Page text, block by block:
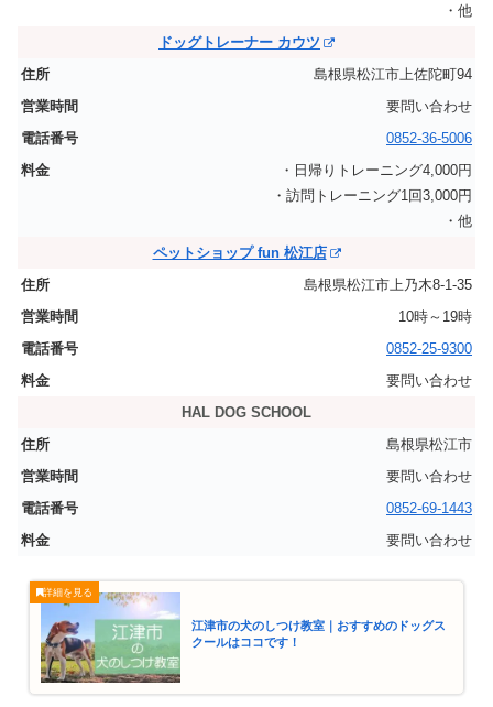
・他
ドッグトレーナー カウツ
島根県松江市上佐陀町94
要問い合わせ
0852-36-5006
・日帰りトレーニング4,000円
・訪問トレーニング1回3,000円
・他
ペットショップ fun 松江店
島根県松江市上乃木8-1-35
10時～19時
0852-25-9300
要問い合わせ
HAL DOG SCHOOL
島根県松江市
要問い合わせ
0852-69-1443
要問い合わせ
江津市の犬のしつけ教室｜おすすめのドッグス
クールはココです！